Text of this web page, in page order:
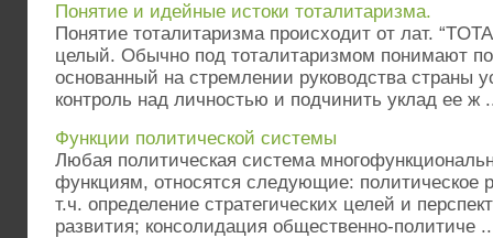
Понятие и идейные истоки тоталитаризма.
Понятие тоталитаризма происходит от лат.
целый. Обычно под тоталитаризмом понимают
основанный на стремлении руководства страны
контроль над личностью и подчинить уклад ее ж
Функции политической системы
Любая политическая система
функциям, относятся следующие: политическое
т.ч. определение стратегических целей и
развития; консолидация общественно-политиче